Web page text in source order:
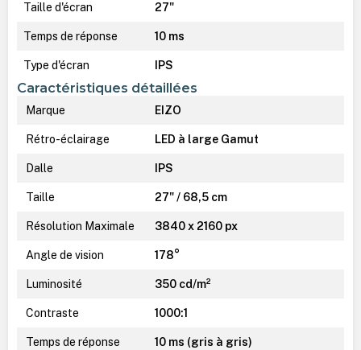
Taille d'écran 27"
Temps de réponse 10 ms
Type d'écran IPS
Caractéristiques détaillées
Marque EIZO
Rétro-éclairage LED à large Gamut
Dalle IPS
Taille 27" / 68,5 cm
Résolution Maximale 3840 x 2160 px
Angle de vision 178°
Luminosité 350 cd/m²
Contraste 1000:1
Temps de réponse 10 ms (gris à gris)